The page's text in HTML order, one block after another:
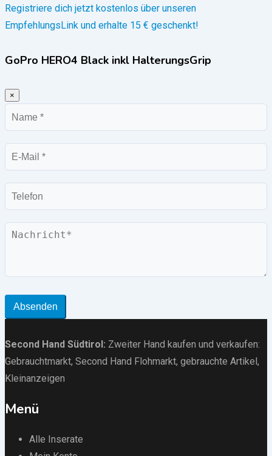
Registriere dich jetzt kostenlos über unseren
EmpfehlungsLink und erhalte 15 € geschenkt!
GoPro HERO4 Black inkl HalterungsGrip
×
Name
E-
Mail
Telefon
Nachricht
Absenden
Second Hand Südtirol : Zweiter Hand kaufen und verkaufen:
Gebrauchtmarkt, Second Hand Flohmarkt, gebrauchte Artikel ,
Kleinanzeigen
Menü
Alle Inserate